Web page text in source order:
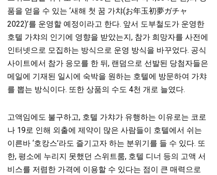
품을 얻을 수 있는 ‘새해 첫 꿈 가챠(お年玉初夢ガチャ
2022)’를 운영할 예정이라고 한다. 앞서 도부철도가 운영한
호텔 가챠의 인기에 영향을 받았는지, 참가 희망자를 사전에
인터넷으로 모집하는 방식으로 운영 방식을 바꾸었다. 공식
사이트에서 참가 응모를 한 뒤, 랜덤으로 선발된 당첨자들은
메일에 기재된 일시에 숙박을 원하는 호텔에 방문하여 가챠
를 뽑는 방식이다. 또한 상품의 수도 4천 개로 늘였다.
고액임에도 불구하고, 호텔 가챠가 유행하는 이유로는 코로
나 19로 인해 외출에 제약이 많은 사람들이 호텔에서 쉬는
이른바 ‘호캉스’라도 즐기고자 하는 분위기를 들 수 있다. 또
한, 평소에 누리지 못했던 스위트룸, 호텔 디너 등의 고액 서
비스를 저렴한 가격에 이용할 수 있다는 점이 큰 매력으로